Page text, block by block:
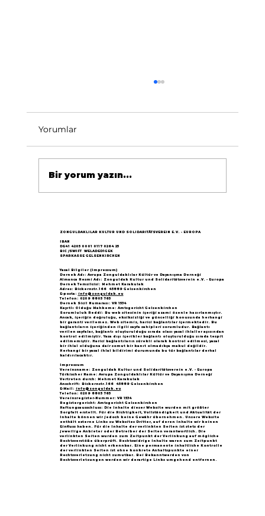
büyük yankı uyandırdı...
Yorumlar
Bir yorum yazın...
ZONGULDAKLILAR KULTUR UND SOLIDARITÄTSVEREIN E.V. - EUROPA
IBAN
DE41 4205 0001 0117 0264 25
BIC /SWIFT WELADED1GEK
SPARKASSE GELSENKIRCHEN
Yasal Bilgiler (Impressum)
Dernek Adı: Avrupa Zonguldaklılar Kültür ve Dayanışma Derneği
Almanca Resmi Adı: Zonguldak Kultur und Solidaritätsverein e.V. - Europa
Dernek Temsilcisi: Mehmet Karakulak
Adres: Bickernstr.166 45889 Gelsenkirchen
E-posta: info@zonguldak.eu
Telefon: 0209 8805 765
Dernek Sicil Numarası: VR 1534
Kayıtlı Olduğu Mahkeme: Amtsgericht Gelsenkirchen
Sorumluluk Reddi: Bu web sitesinin içeriği azami özenle hazırlanmıştır.
Ancak, içeriğin doğruluğu, eksiksizliği ve güncelliği konusunda herhangi
bir garanti verilemez. Web sitemiz, harici bağlantılar içermektedir. Bu
bağlantıların içeriğinden ilgili sayfa sahipleri sorumludur. Bağlantı
verilen sayfalar, bağlantı oluşturulduğu sırada olası yasal ihlaller açısından
kontrol edilmiştir. Yasa dışı içerikler bağlantı oluşturulduğu sırada tespit
edilmemiştir. Harici bağlantıların sürekli olarak kontrol edilmesi, yasal
bir ihlal olduğuna dair somut bir kanıt olmadıkça makul değildir.
Herhangi bir yasal ihlal bildirimi durumunda bu tür bağlantılar derhal
kaldırılacaktır.
Impressum
Vereinsname: Zonguldak Kultur und Solidaritätsverein e.V. - Europa
Türkischer Name: Avrupa Zonguldaklılar Kültür ve Dayanışma Derneği
Vertreten durch: Mehmet Karakulak
Anschrift: Bickernstr.166 45889 Gelsenkirchen
E-Mail: info@zonguldak.eu
Telefon: 0209 8805 765
Vereinsregister-Nummer: VR 1534
Registergericht: Amtsgericht Gelsenkirchen
Haftungsausschluss: Die Inhalte dieser Website wurden mit größter
Sorgfalt erstellt. Für die Richtigkeit, Vollständigkeit und Aktualität der
Inhalte können wir jedoch keine Gewähr übernehmen. Unsere Website
enthält externe Links zu Websites Dritter, auf deren Inhalte wir keinen
Einfluss haben. Für die Inhalte der verlinkten Seiten ist stets der
jeweilige Anbieter oder Betreiber der Seiten verantwortlich. Die
verlinkten Seiten wurden zum Zeitpunkt der Verlinkung auf mögliche
Rechtsverstöße überprüft. Rechtswidrige Inhalte waren zum Zeitpunkt
der Verlinkung nicht erkennbar. Eine permanente inhaltliche Kontrolle
der verlinkten Seiten ist ohne konkrete Anhaltspunkte einer
Rechtsverletzung nicht zumutbar. Bei Bekanntwerden von
Rechtsverletzungen werden wir derartige Links umgehend entfernen.